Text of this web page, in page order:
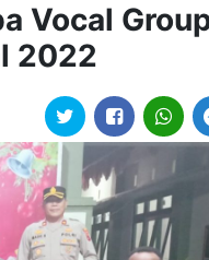
Vocal
2022